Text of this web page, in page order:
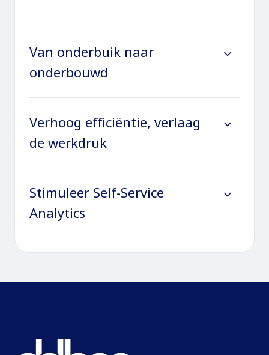
Van onderbuik naar
onderbouwd
Verhoog efficiëntie, verlaag
de werkdruk
Stimuleer Self-Service
Analytics